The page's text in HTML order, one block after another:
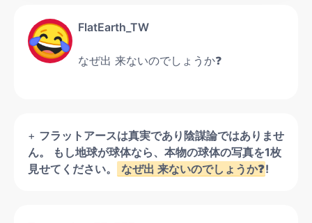
FlatEarth_TW
なぜ出 来ないのでしょうか❓
+ フラットアースは真実であり陰謀論ではありませ
ん。 もし地球が球体なら、本物の球体の写真を1枚
見せてください。
なぜ出 来ないのでしょうか❓!